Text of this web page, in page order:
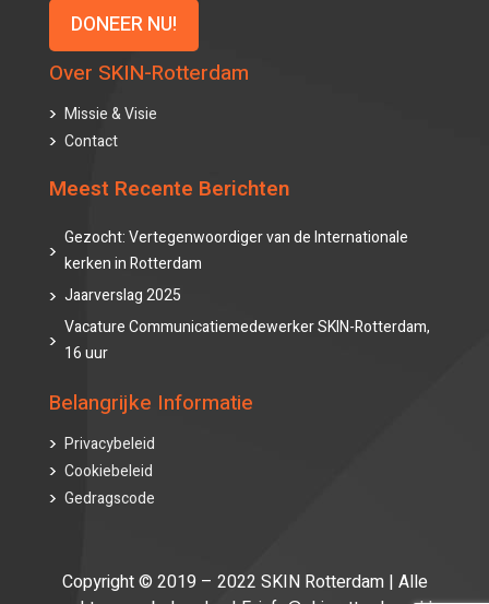
DONEER NU!
Over SKIN-Rotterdam
Missie & Visie
Contact
Meest Recente Berichten
Gezocht: Vertegenwoordiger van de Internationale
kerken in Rotterdam
Jaarverslag 2025
Vacature Communicatiemedewerker SKIN-Rotterdam,
16 uur
Belangrijke Informatie
Privacybeleid
Cookiebeleid
Gedragscode
Copyright © 2019 – 2022 SKIN Rotterdam | Alle